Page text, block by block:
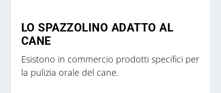
5
LO SPAZZOLINO ADATTO AL
CANE
Esistono in commercio prodotti specifici per
la pulizia orale del cane.